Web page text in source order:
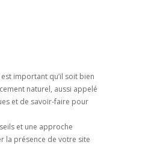
important qu’il soit bien
naturel, aussi appelé
et de savoir-faire pour
et une approche
la présence de votre site